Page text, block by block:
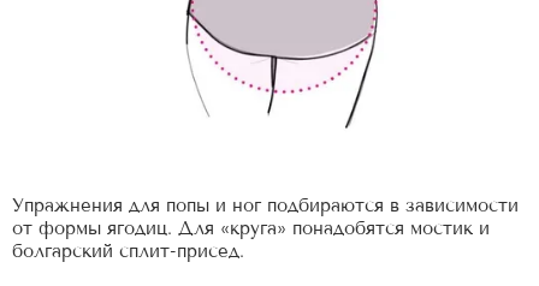
Упражнения для попы и ног подбираются в зависимости
от формы ягодиц. Для «круга» понадобятся мостик и
болгарский сплит-присед.